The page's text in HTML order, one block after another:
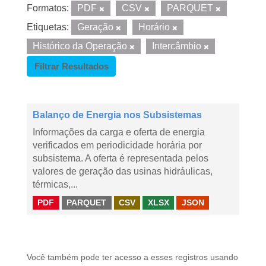
Formatos: PDF CSV
PARQUET
Etiquetas:
Geração
Horário
Histórico da Operação
Intercâmbio
Filtrar Resultados
Balanço de Energia nos Subsistemas
Informações da carga e oferta de energia
verificados em periodicidade horária por
subsistema. A oferta é representada pelos
valores de geração das usinas hidráulicas,
térmicas,...
PDF PARQUET CSV XLSX JSON
Você também pode ter acesso a esses registros usando